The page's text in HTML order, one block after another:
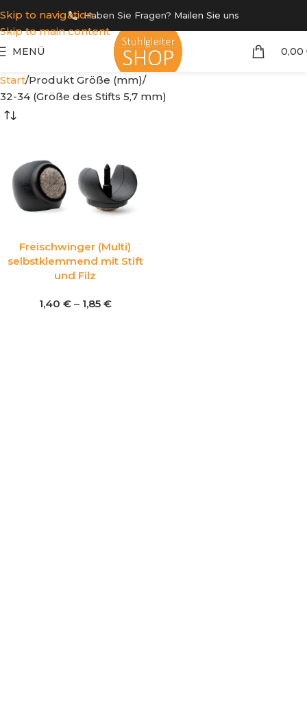
Skip to navigation
Skip to main content
Haben Sie Fragen? Mailen Sie uns
MENÜ 0,00
Start Produkt Größe (mm)
32-34 (Größe des Stifts 5,7 mm)
Freischwinger (Multi)
selbstklemmend mit Stift
und Filz
1,40 € – 1,85 €